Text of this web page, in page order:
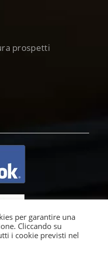
prospetti
per garantire una
Cliccando su
i cookie previsti nel